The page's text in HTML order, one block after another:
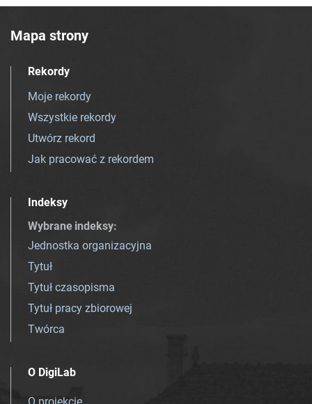
Mapa strony
Rekordy
Moje rekordy
Wszystkie rekordy
Utwórz rekord
Jak pracować z rekordem
Indeksy
Wybrane indeksy:
Jednostka organizacyjna
Tytuł
Tytuł czasopisma
Tytuł pracy zbiorowej
Twórca
O DigiLab
O projekcie